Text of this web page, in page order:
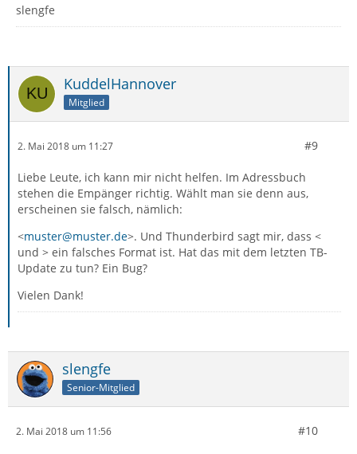
slengfe
KuddelHannover
Mitglied
2. Mai 2018 um 11:27 #9
Liebe Leute, ich kann mir nicht helfen. Im Adressbuch
stehen die Empänger richtig. Wählt man sie denn aus,
erscheinen sie falsch, nämlich:
<muster@muster.de>. Und Thunderbird sagt mir, dass <
und > ein falsches Format ist. Hat das mit dem letzten TB-
Update zu tun? Ein Bug?
Vielen Dank!
slengfe
Senior-Mitglied
2. Mai 2018 um 11:56 #10